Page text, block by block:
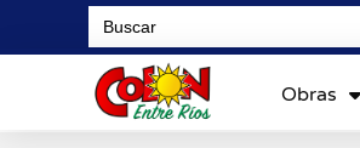
Search
for:
Obras